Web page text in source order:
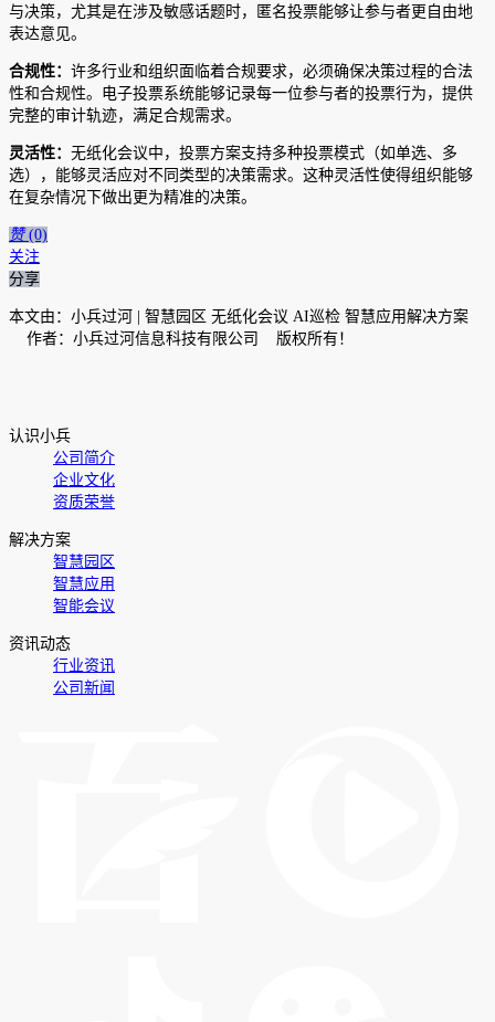
与决策，尤其是在涉及敏感话题时，匿名投票能够让参与者更自由地
表达意见。
合规性： 许多行业和组织面临着合规要求，必须确保决策过程的合法
性和合规性。电子投票系统能够记录每一位参与者的投票行为，提供
完整的审计轨迹，满足合规需求。
灵活性： 无纸化会议中，投票方案支持多种投票模式（如单选、多
选），能够灵活应对不同类型的决策需求。这种灵活性使得组织能够
在复杂情况下做出更为精准的决策。
赞 (0)
关注
分享
本文由：小兵过河 | 智慧园区 无纸化会议 AI巡检 智慧应用解决方案
作者：小兵过河信息科技有限公司 版权所有！
认识小兵
公司简介
企业文化
资质荣誉
解决方案
智慧园区
智慧应用
智能会议
资讯动态
行业资讯
公司新闻